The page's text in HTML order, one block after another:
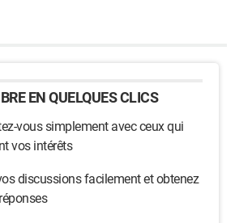
EN QUELQUES CLICS
vous simplement avec ceux qui
vos intérêts
discussions facilement et obtenez